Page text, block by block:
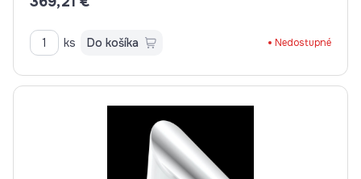
SIEŤ. PREVÁDZKA BEZ VÝP.
ks Do košíka Nedostupné